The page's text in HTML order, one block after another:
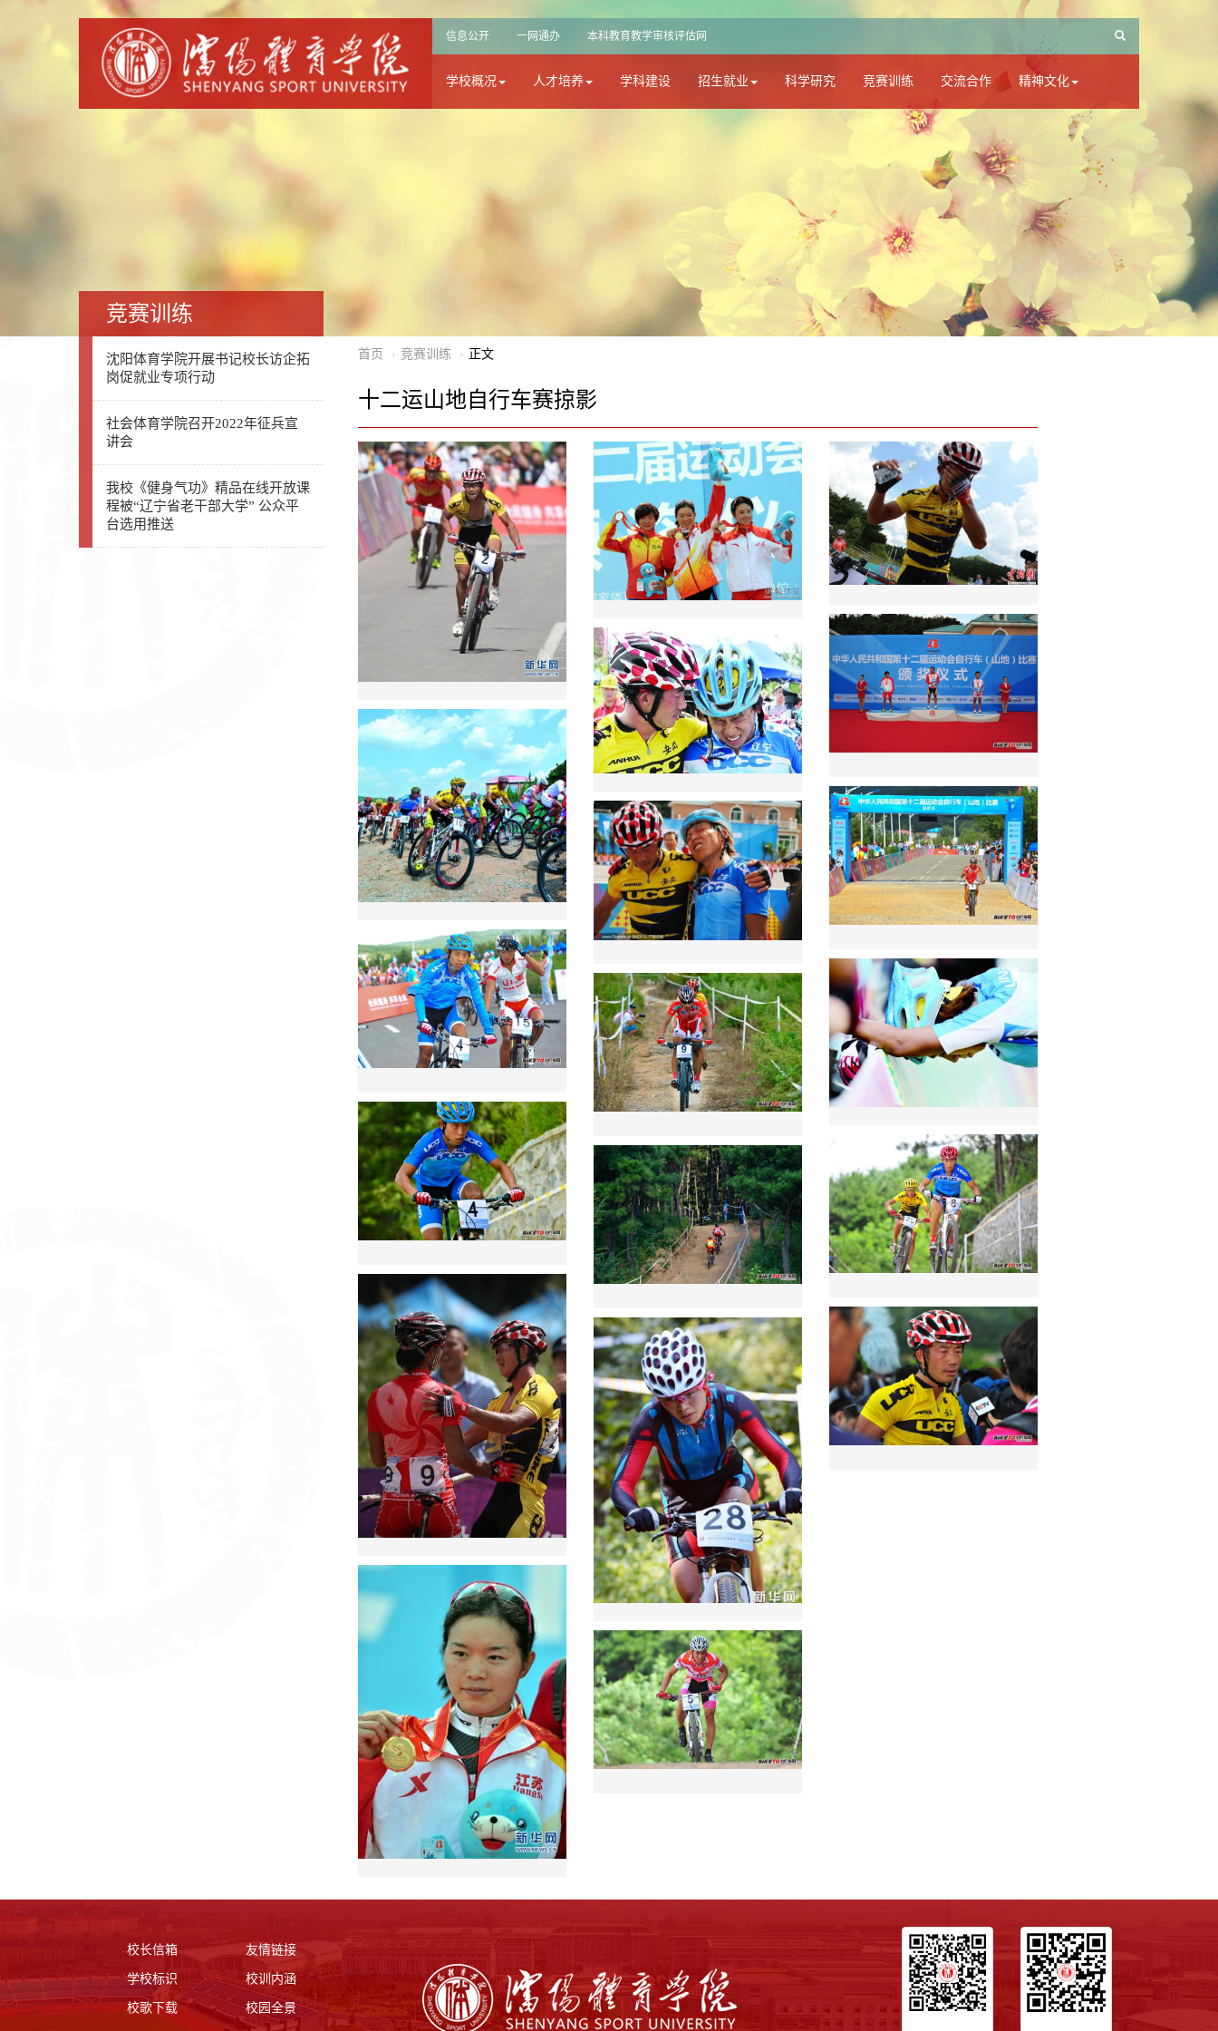
信息公开 一网通办 本科教育教学审核评估网
学校概况 人才培养 学科建设 招生就业 科学研究 竞赛训练 交流合作 精神文化
竞赛训练
沈阳体育学院开展书记校长访企拓
岗促就业专项行动
社会体育学院召开2022年征兵宣
讲会
我校《健身气功》精品在线开放课
程被“辽宁省老干部大学” 公众平
台选用推送
首页 竞赛训练 正文
十二运山地自行车赛掠影
校长信箱 友情链接
学校标识 校训内涵
校歌下载 校园全景